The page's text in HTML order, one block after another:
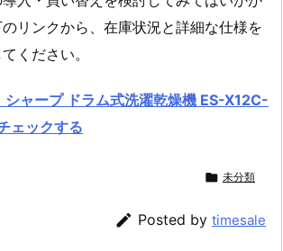
リンクから、在庫状況と詳細な仕様を
ください。
シャープ ドラム式洗濯乾燥機 ES-X12C-
ェックする
 未分類
 Posted by timesale